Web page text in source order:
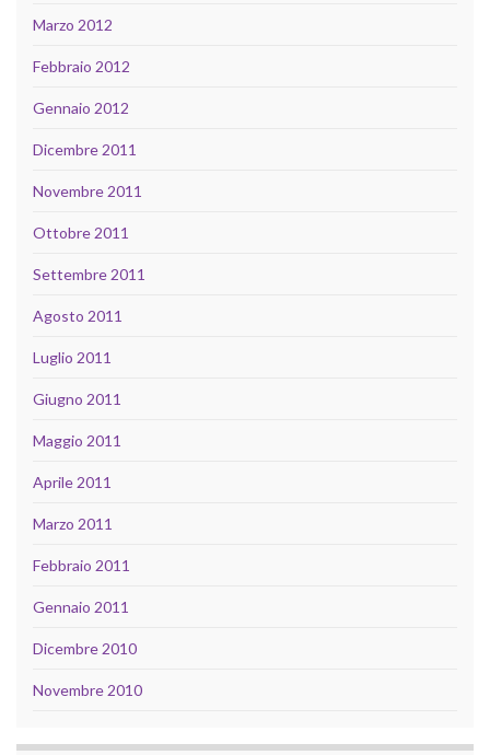
Marzo 2012
Febbraio 2012
Gennaio 2012
Dicembre 2011
Novembre 2011
Ottobre 2011
Settembre 2011
Agosto 2011
Luglio 2011
Giugno 2011
Maggio 2011
Aprile 2011
Marzo 2011
Febbraio 2011
Gennaio 2011
Dicembre 2010
Novembre 2010